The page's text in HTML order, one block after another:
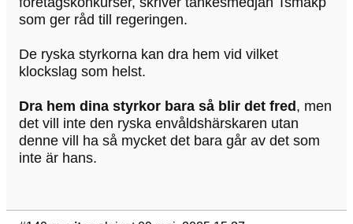
som ger råd till regeringen.
De ryska styrkorna kan dra hem vid vilket
klockslag som helst.
Dra hem dina styrkor bara så blir det fred, men
det vill inte den ryska envåldshärskaren utan
denne vill ha så mycket det bara går av det som
inte är hans.